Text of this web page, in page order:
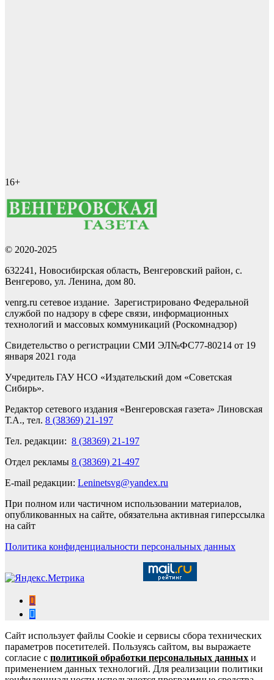
16+
© 2020-2025
632241, Новосибирская область, Венгеровский район, с.
Венгерово, ул. Ленина, дом 80.
venrg.ru сетевое издание. Зарегистрировано Федеральной
службой по надзору в сфере связи, информационных
технологий и массовых коммуникаций (Роскомнадзор)
Свидетельство о регистрации СМИ ЭЛ№ФС77-80214 от 19
января 2021 года
Учредитель ГАУ НСО «Издательский дом «Советская
Сибирь».
Редактор сетевого издания «Венгеровская газета» Линовская
Т.А., тел. 8 (38369) 21-197
Тел. редакции: 8 (38369) 21-197
Отдел рекламы 8 (38369) 21-497
E-mail редакции: Leninetsvg@yandex.ru
При полном или частичном использовании материалов,
опубликованных на сайте, обязательна активная гиперссылка
на сайт
Политика конфиденциальности персональных данных
Сайт использует файлы Cookie и сервисы сбора технических
параметров посетителей. Пользуясь сайтом, вы выражаете
согласие с политикой обработки персональных данных и
применением данных технологий. Для реализации политики